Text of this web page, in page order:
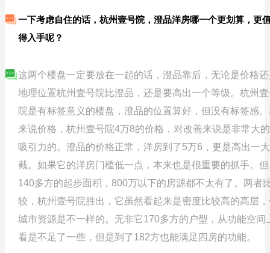
一下考虑自住的话，杭州壹号院，澄品洋房哪一个更划算，更
得入手呢？
这两个楼盘一定要放在一起的话，澄品靠后，无论是价格
地理位置杭州壹号院比澄品，还是要高出一个等级。杭州
院是有标签意义的楼盘，澄品的位置算好，但没有标签感
来说价格，杭州壹号院4万8的价格，对改善来说是非常大的
吸引力的。澄品的价格正常，洋房到了5万6，更是高出一大
截。如果它的洋房门槛低一点，本来也是很重要的抓手。但
140多方的起步面积，800万以下的房源都不太有了。两者
较，杭州壹号院胜出，它虽然看起来是密度比较高的高层
城市资源是不一样的。无非它170多方的户型，从功能空间
看是不足了一些，但是到了182方也能满足四房的功能。